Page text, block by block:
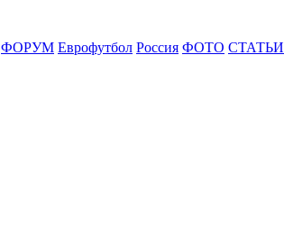
ФОРУМ Еврофутбол Россия ФОТО СТАТЬИ